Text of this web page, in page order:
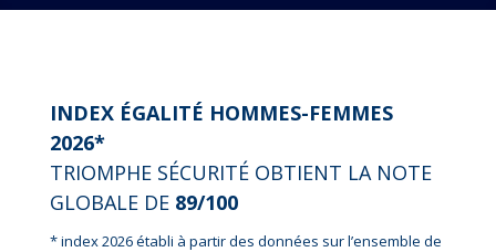
INDEX ÉGALITÉ HOMMES-FEMMES
2026*
TRIOMPHE SÉCURITÉ OBTIENT LA NOTE
GLOBALE DE 89/100
* index 2026 établi à partir des données sur l’ensemble de